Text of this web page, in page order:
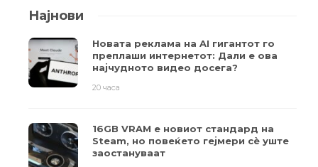
Најнови
Новата реклама на AI гигантот го
преплаши интернетот: Дали е ова
најчудното видео досега?
20 часа
16GB VRAM е новиот стандард на
Steam, но повеќето гејмери ​​сè уште
заостануваат